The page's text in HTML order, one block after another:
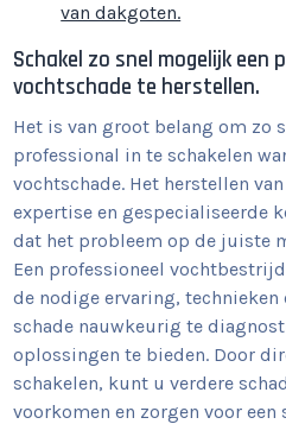
van dakgoten.
Schakel zo snel mogelijk een
vochtschade te herstellen.
Het is van groot belang om zo
professional in te schakelen
vochtschade. Het herstellen
expertise en gespecialiseerde
dat het probleem op de juiste
Een professioneel
de nodige ervaring,
schade nauwkeurig te
oplossingen te bieden. Door
schakelen, kunt u verdere
voorkomen en zorgen voor een